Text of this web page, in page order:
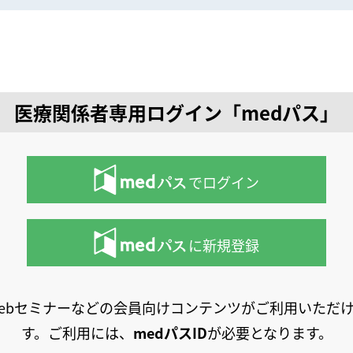
医療関係者専用ログイン「medパス」
でログイン
に新規登録
セミナーなどの会員向けコンテンツがご利用いただ
す。ご利用には、 medパスIDが必要となります。